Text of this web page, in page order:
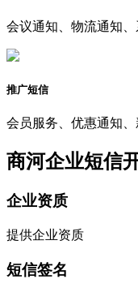
会议通知、物流通知
推广短信
会员服务、优惠通知
商河企业短信
企业资质
提供企业资质
短信签名